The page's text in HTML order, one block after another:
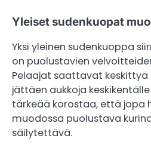
Yleiset sudenkuopat
Yksi yleinen sudenkuoppa
on puolustavien
Pelaajat saattavat keskittyä
jättäen aukkoja
tärkeää korostaa, että jopa
muodossa puolustava
säilytettävä.